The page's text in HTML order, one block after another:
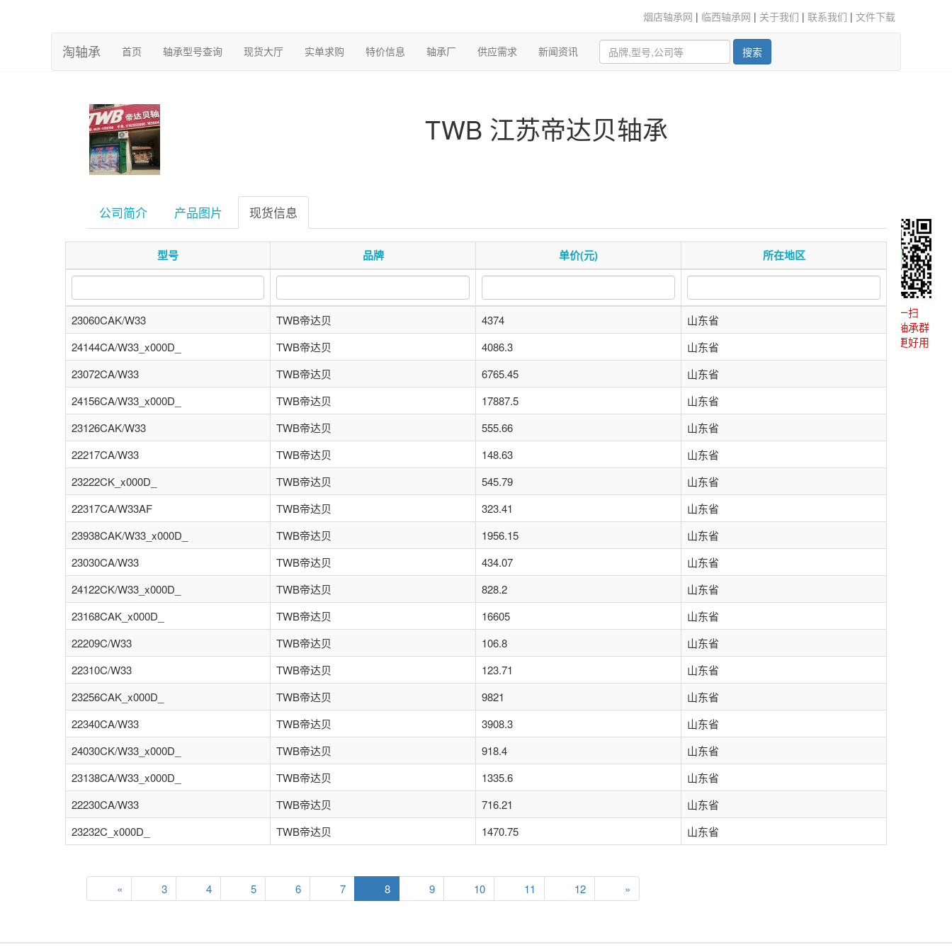
烟店轴承网 | 临西轴承网 | 关于我们 | 联系我们 | 文件下载
淘轴承 首页 (current)轴承型号查询 现货大厅 实单求购 特价信息 轴承厂 供应需求 新闻资讯 搜索
微信扫一扫
关注后进轴承群
点击菜单更好用
TWB 江苏帝达贝轴承
公司简介 产品图片 现货信息
型号 品牌 单价(元) 所在地区
23060CAK/W33 TWB帝达贝 4374
山东省
24144CA/W33_x000D_
TWB帝达贝 4086.3
山东省
23072CA/W33
TWB帝达贝 6765.45
山东省
24156CA/W33_x000D_
TWB帝达贝 17887.5
山东省
23126CAK/W33
TWB帝达贝 555.66
山东省
22217CA/W33
TWB帝达贝 148.63
山东省
23222CK_x000D_
TWB帝达贝 545.79
山东省
22317CA/W33AF
TWB帝达贝 323.41
山东省
23938CAK/W33_x000D_
TWB帝达贝 1956.15
山东省
23030CA/W33
TWB帝达贝 434.07
山东省
24122CK/W33_x000D_
TWB帝达贝 828.2
山东省
23168CAK_x000D_
TWB帝达贝 16605
山东省
22209C/W33
TWB帝达贝 106.8
山东省
22310C/W33
TWB帝达贝 123.71
山东省
23256CAK_x000D_
TWB帝达贝 9821
山东省
22340CA/W33
TWB帝达贝 3908.3
山东省
24030CK/W33_x000D_
TWB帝达贝 918.4
山东省
23138CA/W33_x000D_
TWB帝达贝 1335.6
山东省
22230CA/W33
TWB帝达贝 716.21
山东省
23232C_x000D_
TWB帝达贝 1470.75 山东省
« 3 4 5 6 7 8 9 10 11 12 »